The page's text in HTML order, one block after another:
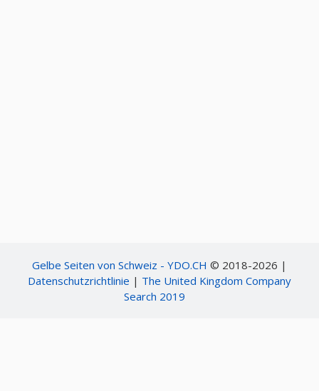
Gelbe Seiten von Schweiz - YDO.CH © 2018-2026 |
Datenschutzrichtlinie | The United Kingdom Company
Search 2019